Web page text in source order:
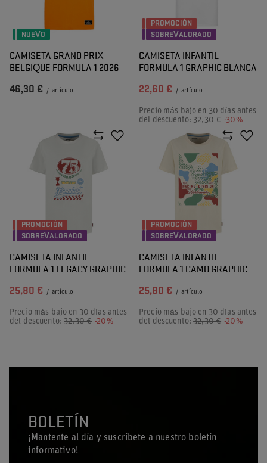
NUEVO
CAMISETA GRAND PRIX
BELGIQUE FORMULA 1 2026
46,30 € / artículo
PROMOCIÓN
SOBREVALORADO
CAMISETA INFANTIL
FORMULA 1 GRAPHIC BLANCA
22,60 € / artículo
Precio más bajo en 30 días antes
del descuento:32,30 € -30%
PROMOCIÓN
SOBREVALORADO
CAMISETA INFANTIL
FORMULA 1 LEGACY GRAPHIC
25,80 € / artículo
Precio más bajo en 30 días antes
del descuento:32,30 € -20%
PROMOCIÓN
SOBREVALORADO
CAMISETA INFANTIL
FORMULA 1 CAMO GRAPHIC
25,80 € / artículo
Precio más bajo en 30 días antes
del descuento:32,30 € -20%
BOLETÍN
¡Mantente al día y suscríbete a nuestro boletín
informativo!